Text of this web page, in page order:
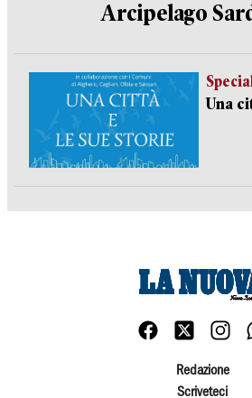
Arcipelago
Una
Redazione
Scriveteci